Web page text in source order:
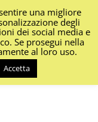
regione
una migliore
degli
dei social media e
Se prosegui nella
al loro uso.
Accetta